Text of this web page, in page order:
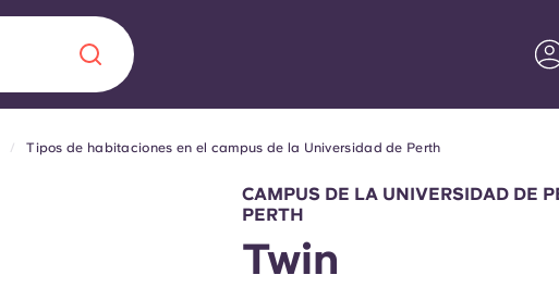
Español Català
Tipos de habitaciones en el campus de la Universidad de Perth
CAMPUS DE LA UNIVERSIDAD DE
PERTH
Twin